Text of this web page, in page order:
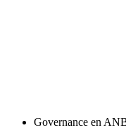
Governance en